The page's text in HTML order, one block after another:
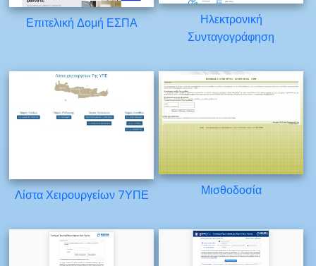
Επιτελική Δομή ΕΣΠΑ
Ηλεκτρονική
Συνταγογράφηση
Λίστα Χειρουργείων 7ΥΠΕ Μισθοδοσία